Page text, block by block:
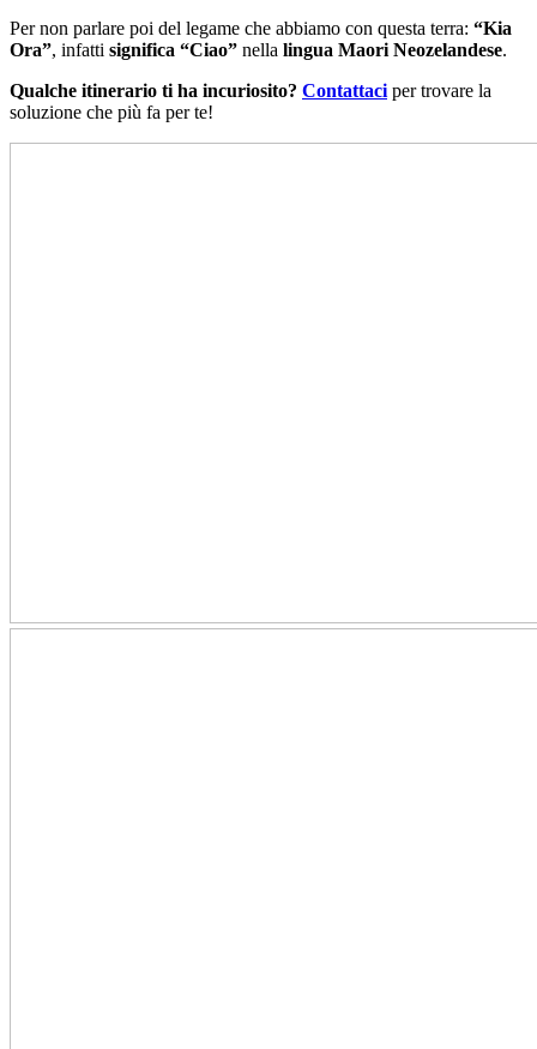
Per non parlare poi del legame che abbiamo con questa terra: “Kia
Ora”, infatti significa “Ciao” nella lingua Maori Neozelandese.
Qualche itinerario ti ha incuriosito? Contattaci per trovare la
soluzione che più fa per te!